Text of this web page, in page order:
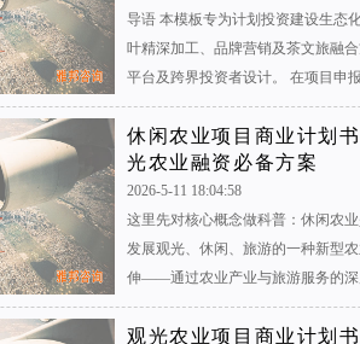
导语 本模板专为计划投资建设生态
叶精深加工、品牌营销及茶文旅融
平台及跨界投资者设计。 在项目申
休闲农业项目商业计划
光农业融资必备方案
2026-5-11 18:04:58
这里先对核心概念做科普：休闲农
发展观光、休闲、旅游的一种新型
伸——通过农业产业与旅游服务的深
观光农业项目商业计划